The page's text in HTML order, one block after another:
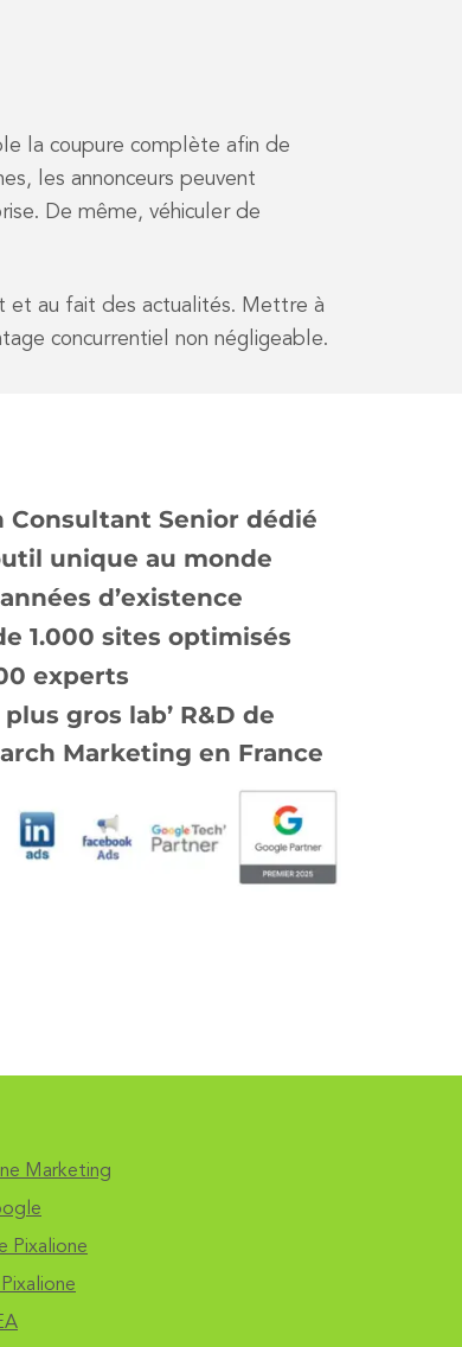
la coupure complète afin de
les annonceurs peuvent
De même, véhiculer de
et au fait des actualités. Mettre à
concurrentiel non négligeable.
Consultant Senior dédié
unique au monde
années d’existence
1.000 sites optimisés
experts
plus gros lab’ R&D de
Marketing en France
Marketing
Pixalione